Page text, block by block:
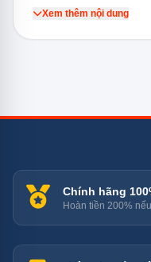
Ưu điểm của
giản. Dễ dàng điều
ngoài giúp người dùng
theo dõi quá trình rửa
hình hiển thị thời
Xem thêm nội dung
Chính hãng
Hoàn tiền 200%